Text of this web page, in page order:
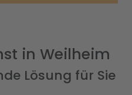
in Weilheim
Lösung für Sie